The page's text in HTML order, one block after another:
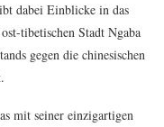
dabei Einblicke in das
tibetischen Stadt Ngaba
gegen die chinesischen
mit seiner einzigartigen